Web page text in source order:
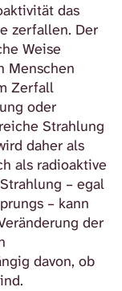
das
zerfallen. Der
Weise
Menschen
Zerfall
oder
Strahlung
daher als
als radioaktive
– egal
– kann
der
davon, ob